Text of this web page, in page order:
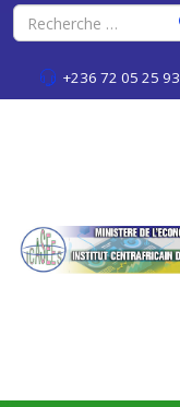
+236 72 05 25 93